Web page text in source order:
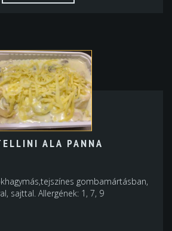
ALA PANNA
gombamártásban,
sajttal. Allergének: 1, 7, 9